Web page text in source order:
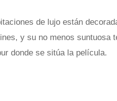
de lujo están
y su no menos suntuosa
donde se sitúa la película.